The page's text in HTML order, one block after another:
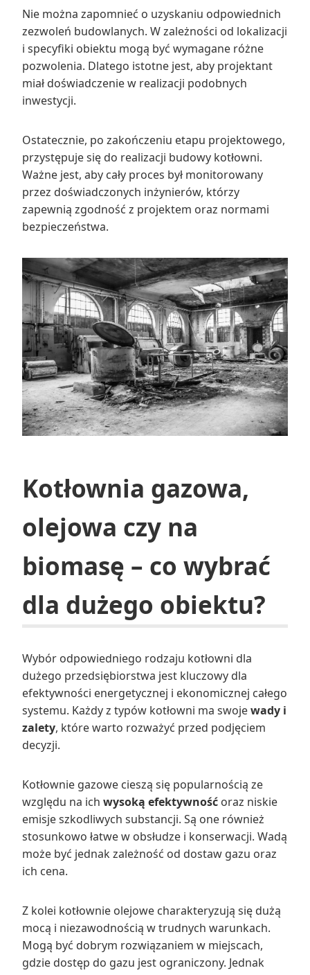
Nie można zapomnieć o uzyskaniu odpowiednich
zezwoleń budowlanych. W zależności od lokalizacji
i specyfiki obiektu mogą być wymagane różne
pozwolenia. Dlatego istotne jest, aby projektant
miał doświadczenie w realizacji podobnych
inwestycji.
Ostatecznie, po zakończeniu etapu projektowego,
przystępuje się do realizacji budowy kotłowni.
Ważne jest, aby cały proces był monitorowany
przez doświadczonych inżynierów, którzy
zapewnią zgodność z projektem oraz normami
bezpieczeństwa.
Kotłownia gazowa,
olejowa czy na
biomasę – co wybrać
dla dużego obiektu?
Wybór odpowiedniego rodzaju kotłowni dla
dużego przedsiębiorstwa jest kluczowy dla
efektywności energetycznej i ekonomicznej całego
systemu. Każdy z typów kotłowni ma swojewady i
zalety, które warto rozważyć przed podjęciem
decyzji.
Kotłownie gazowe cieszą się popularnością ze
względu na ich wysoką efektywność oraz niskie
emisje szkodliwych substancji. Są one również
stosunkowo łatwe w obsłudze i konserwacji. Wadą
może być jednak zależność od dostaw gazu oraz
ich cena.
Z kolei kotłownie olejowe charakteryzują się dużą
mocą i niezawodnością w trudnych warunkach.
Mogą być dobrym rozwiązaniem w miejscach,
gdzie dostęp do gazu jest ograniczony. Jednak